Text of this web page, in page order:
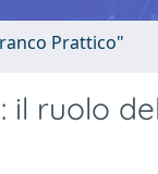
Prattico"
il ruolo